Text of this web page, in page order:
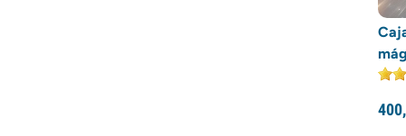
400,